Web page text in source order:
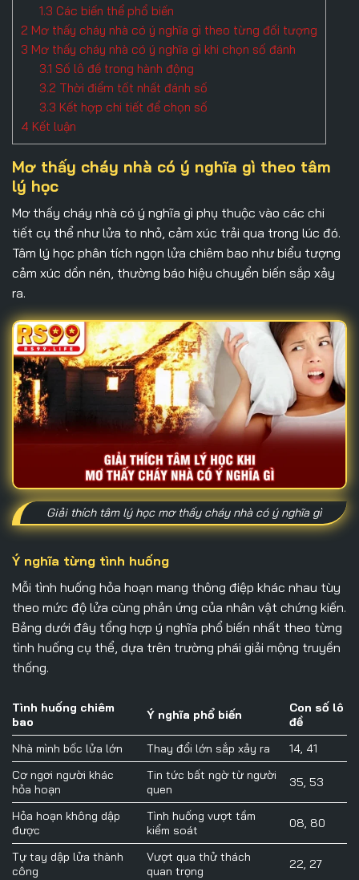
1.3 Các biến thể phổ biến
2 Mơ thấy cháy nhà có ý nghĩa gì theo từng đối tượng
3 Mơ thấy cháy nhà có ý nghĩa gì khi chọn số đánh
3.1 Số lô đề trong hành động
3.2 Thời điểm tốt nhất đánh số
3.3 Kết hợp chi tiết để chọn số
4 Kết luận
Mơ thấy cháy nhà có ý nghĩa gì theo tâm
lý học
Mơ thấy cháy nhà có ý nghĩa gì phụ thuộc vào các chi
tiết cụ thể như lửa to nhỏ, cảm xúc trải qua trong lúc đó.
Tâm lý học phân tích ngọn lửa chiêm bao như biểu tượng
cảm xúc dồn nén, thường báo hiệu chuyển biến sắp xảy
ra.
Giải thích tâm lý học mơ thấy cháy nhà có ý nghĩa gì
Ý nghĩa từng tình huống
Mỗi tình huống hỏa hoạn mang thông điệp khác nhau tùy
theo mức độ lửa cùng phản ứng của nhân vật chứng kiến.
Bảng dưới đây tổng hợp ý nghĩa phổ biến nhất theo từng
tình huống cụ thể, dựa trên trường phái giải mộng truyền
thống.
Tình huống chiêm
bao
Ý nghĩa phổ biến
Con số lô
đề
Nhà mình bốc lửa lớn
Thay đổi lớn sắp xảy ra
14, 41
Cơ ngơi người khác
hỏa hoạn
Tin tức bất ngờ từ người
quen
35, 53
Hỏa hoạn không dập
được
Tình huống vượt tầm
kiểm soát
08, 80
Tự tay dập lửa thành
công
Vượt qua thử thách
quan trọng
22, 27